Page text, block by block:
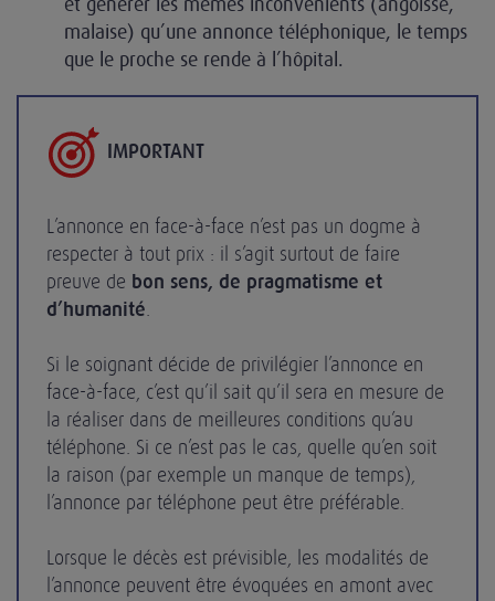
malaise) qu’une annonce téléphonique, le temps
que le proche se rende à l’hôpital.
IMPORTANT
L’annonce en face-à-face n’est pas un dogme à
respecter à tout prix : il s’agit surtout de faire
preuve de bon sens, de pragmatisme et
d’humanité.
Si le soignant décide de privilégier l’annonce en
face-à-face, c’est qu’il sait qu’il sera en mesure de
la réaliser dans de meilleures conditions qu’au
téléphone. Si ce n’est pas le cas, quelle qu’en soit
la raison (par exemple un manque de temps),
l’annonce par téléphone peut être préférable.
Lorsque le décès est prévisible, les modalités de
l’annonce peuvent être évoquées en amont avec